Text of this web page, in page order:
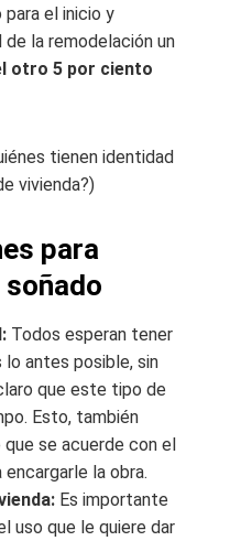
el inicio y
la remodelación un
otro 5 por ciento
tienen identidad
vivienda?)
para
Todos esperan tener
lo antes posible, sin
que este tipo de
Esto, también
se acuerde con el
la obra.
Es importante
uso que le quiere dar